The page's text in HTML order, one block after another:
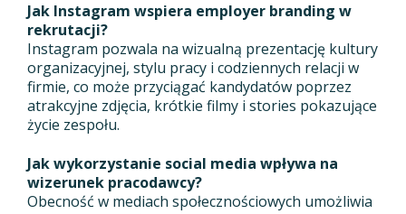
Jak Instagram wspiera employer branding w
rekrutacji?
Instagram pozwala na wizualną prezentację kultury
organizacyjnej, stylu pracy i codziennych relacji w
firmie, co może przyciągać kandydatów poprzez
atrakcyjne zdjęcia, krótkie filmy i stories pokazujące
życie zespołu.
Jak wykorzystanie social media wpływa na
wizerunek pracodawcy?
Obecność w mediach społecznościowych umożliwia